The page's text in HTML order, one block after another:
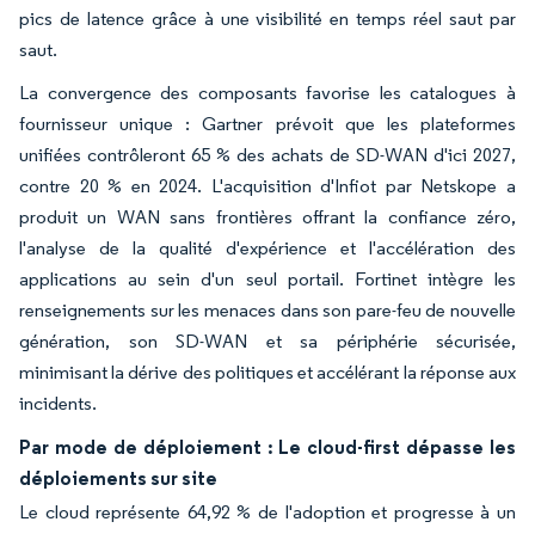
pics de latence grâce à une visibilité en temps réel saut par
saut.
La convergence des composants favorise les catalogues à
fournisseur unique : Gartner prévoit que les plateformes
unifiées contrôleront 65 % des achats de SD-WAN d'ici 2027,
contre 20 % en 2024. L'acquisition d'Infiot par Netskope a
produit un WAN sans frontières offrant la confiance zéro,
l'analyse de la qualité d'expérience et l'accélération des
applications au sein d'un seul portail. Fortinet intègre les
renseignements sur les menaces dans son pare-feu de nouvelle
génération, son SD-WAN et sa périphérie sécurisée,
minimisant la dérive des politiques et accélérant la réponse aux
incidents.
Par mode de déploiement : Le cloud-first dépasse les
déploiements sur site
Le cloud représente 64,92 % de l'adoption et progresse à un